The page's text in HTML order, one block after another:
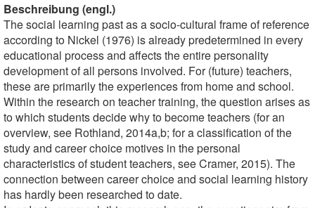
Beschreibung (engl.)
The social learning past as a socio-cultural frame of reference
according to Nickel (1976) is already predetermined in every
educational process and affects the entire personality
development of all persons involved. For (future) teachers,
these are primarily the experiences from home and school.
Within the research on teacher training, the question arises as
to which students decide why to become teachers (for an
overview, see Rothland, 2014a,b; for a classification of the
study and career choice motives in the personal
characteristics of student teachers, see Cramer, 2015). The
connection between career choice and social learning history
has hardly been researched to date.